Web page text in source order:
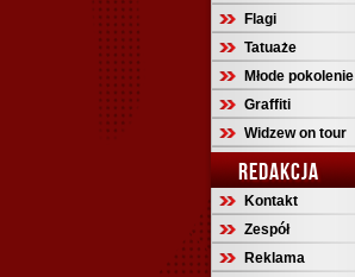
Flagi
Tatuaże
Młode pokolenie
Graffiti
Widzew on tour
REDAKCJA
Kontakt
Zespół
Reklama